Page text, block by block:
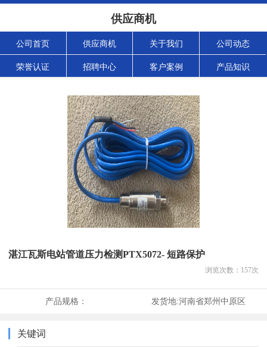
供应商机
公司首页 供应商机 关于我们 公司动态
荣誉认证 招聘中心 客户案例 产品知识
湛江瓦斯电站管道压力检测PTX5072- 短路保护
浏览次数： 157次
产品规格： 发货地:河南省郑州中原区
关键词